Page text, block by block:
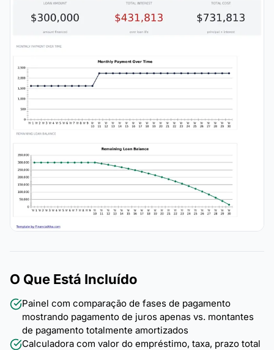
O Que Está Incluído
Painel com comparação de fases de pagamento
mostrando pagamento de juros apenas vs. montantes
de pagamento totalmente amortizados
Calculadora com valor do empréstimo, taxa, prazo total